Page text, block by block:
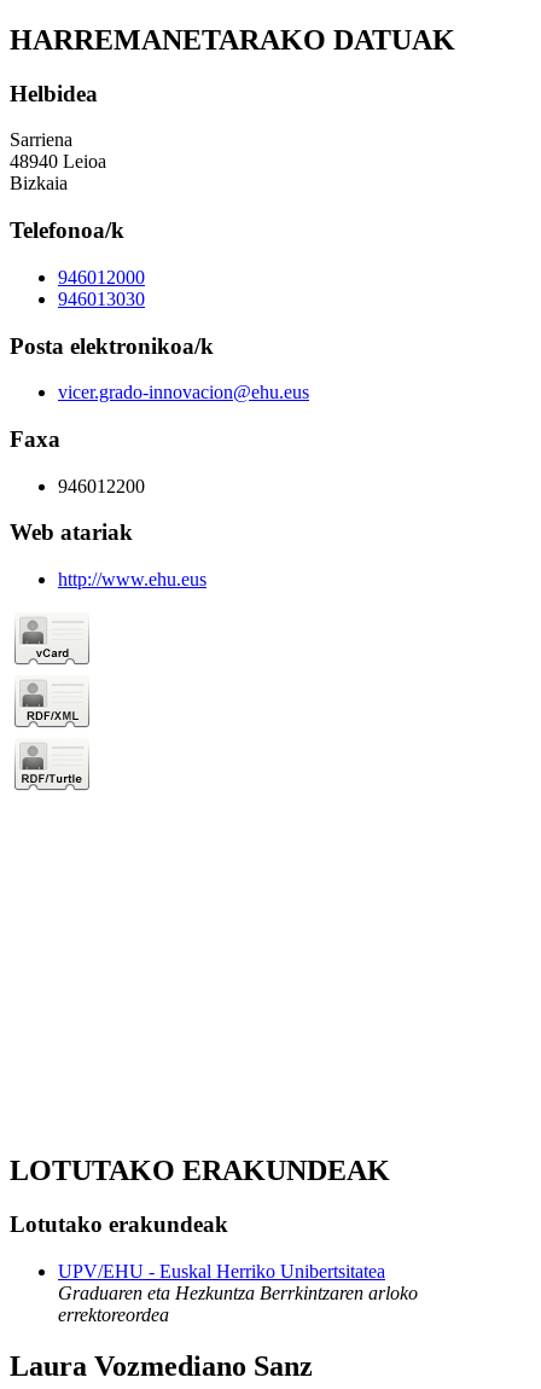
HARREMANETARAKO DATUAK
Helbidea
Sarriena
48940 Leioa
Bizkaia
Telefonoa/k
946012000
946013030
Posta elektronikoa/k
vicer.grado-innovacion@ehu.eus
Faxa
946012200
Web atariak
http://www.ehu.eus
LOTUTAKO ERAKUNDEAK
Lotutako erakundeak
UPV/EHU - Euskal Herriko Unibertsitatea
Graduaren eta Hezkuntza Berrkintzaren arloko
errektoreordea
Laura Vozmediano Sanz